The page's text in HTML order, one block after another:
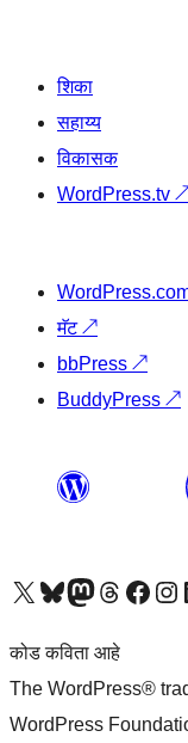
शिका
सहाय्य
विकासक
WordPress.tv
मॅट↗
bbPress ↗
BuddyPress ↗
आमच्या X (एक्स) (पूर्वीचे ट्विटर) खात्याला भेट द्या आमच्या ब्लूस्की खात्याला भेट द्या.आमच्या Mastodon खात्याला भेट द्या.आमच्या थ्रेड्स खात्याला भेट द्या. आमच्या फेसबुक पेजला भेट द्या आमच्या इंस्टाग्राम खात्याला भेट द्या
कोड कविता आहे
The WordPress®
WordPress